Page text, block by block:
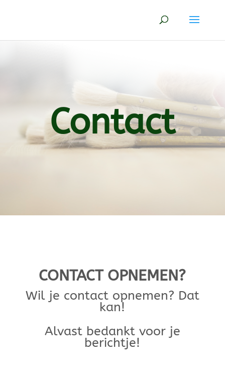
Contact
CONTACT OPNEMEN?
Wil je contact opnemen? Dat
kan!
Alvast bedankt voor je
berichtje!